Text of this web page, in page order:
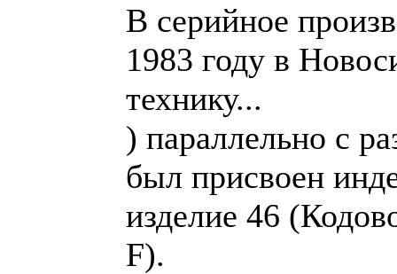
В серийное
1983 году в
технику...
) параллельно с
был присвоен
изделие 46
F).